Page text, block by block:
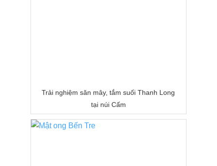
Trải nghiệm săn mây, tắm suối Thanh Long
tại núi Cấm